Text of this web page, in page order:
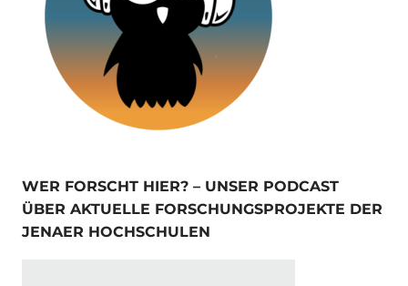
WER FORSCHT HIER? – UNSER PODCAST
ÜBER AKTUELLE FORSCHUNGSPROJEKTE DER
JENAER HOCHSCHULEN